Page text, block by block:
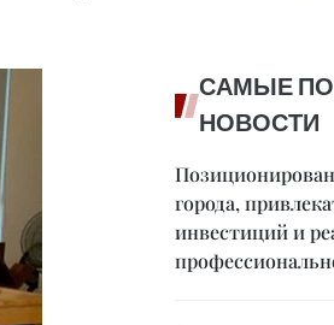
САМЫЕ
НОВОСТИ
города,
инвестиций и